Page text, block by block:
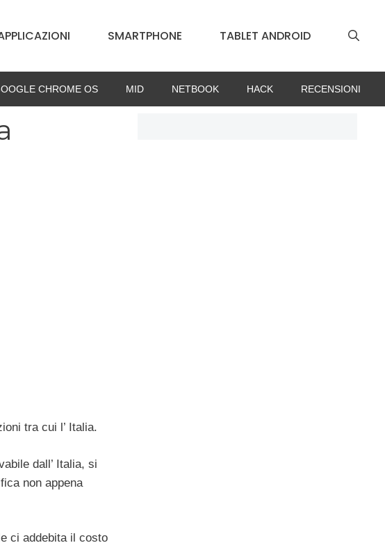
SMARTPHONE TABLET ANDROID
CHROME OS MID NETBOOK HACK RECENSIONI
tra cui l’ Italia.
dall’ Italia, si
non appena
ci addebita il costo